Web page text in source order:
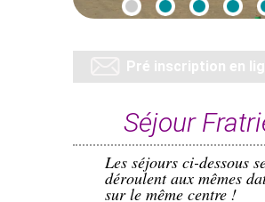
Pré inscription en
Séjour
Les séjours ci-dessous
déroulent aux mêmes
sur le même centre !